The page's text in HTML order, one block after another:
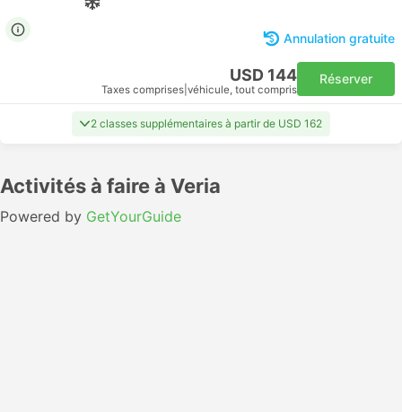
Annulation gratuite
USD 144
Taxes comprises véhicule, tout compris
Réserver
2 classes supplémentaires à partir de USD 162
Activités à faire à Veria
Powered by GetYourGuide